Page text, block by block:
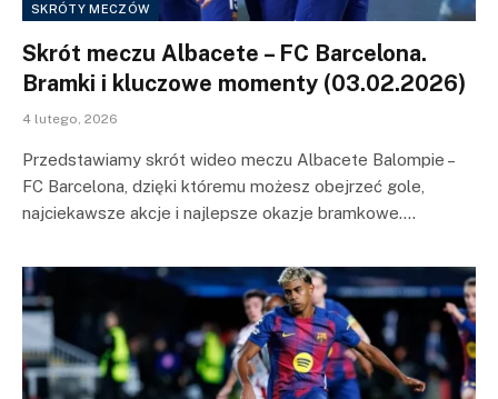
SKRÓTY MECZÓW
Skrót meczu Albacete – FC Barcelona.
Bramki i kluczowe momenty (03.02.2026)
4 lutego, 2026
Przedstawiamy skrót wideo meczu Albacete Balompie –
FC Barcelona, dzięki któremu możesz obejrzeć gole,
najciekawsze akcje i najlepsze okazje bramkowe.…